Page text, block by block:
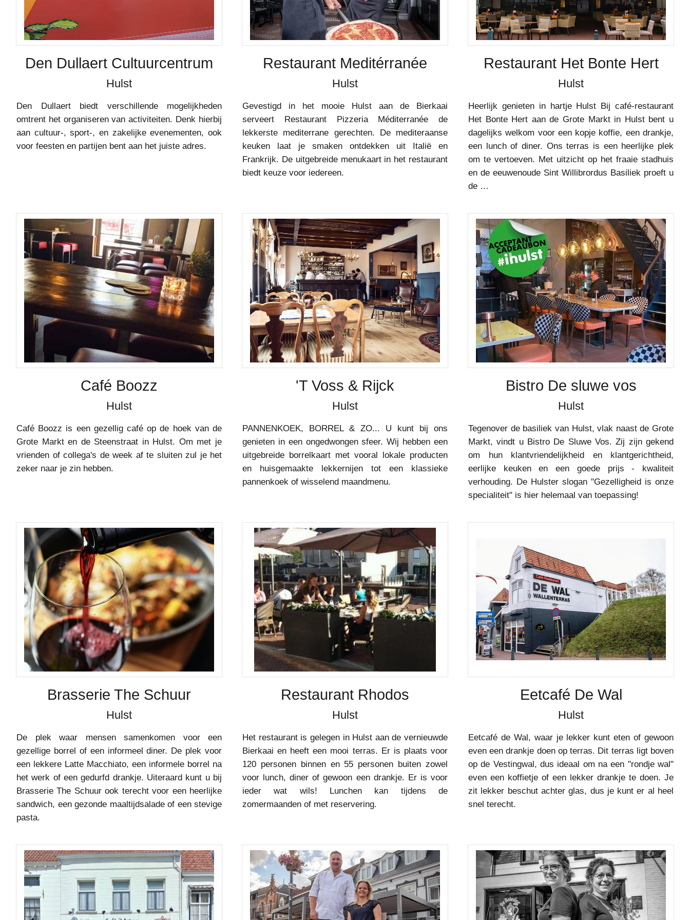
Den Dullaert Cultuurcentrum
Hulst
Den Dullaert biedt verschillende mogelijkheden
omtrent het organiseren van activiteiten. Denk hierbij
aan cultuur-, sport-, en zakelijke evenementen, ook
voor feesten en partijen bent aan het juiste adres.
Restaurant Meditérranée
Hulst
Gevestigd in het mooie Hulst aan de Bierkaai
serveert Restaurant Pizzeria Méditerranée de
lekkerste mediterrane gerechten. De mediteraanse
keuken laat je smaken ontdekken uit Italië en
Frankrijk. De uitgebreide menukaart in het restaurant
biedt keuze voor iedereen.
Restaurant Het Bonte Hert
Hulst
Heerlijk genieten in hartje Hulst Bij café-restaurant
Het Bonte Hert aan de Grote Markt in Hulst bent u
dagelijks welkom voor een kopje koffie, een drankje,
een lunch of diner. Ons terras is een heerlijke plek
om te vertoeven. Met uitzicht op het fraaie stadhuis
en de eeuwenoude Sint Willibrordus Basiliek proeft u
de …
Café Boozz
Hulst
Café Boozz is een gezellig café op de hoek van de
Grote Markt en de Steenstraat in Hulst. Om met je
vrienden of collega's de week af te sluiten zul je het
zeker naar je zin hebben.
'T Voss & Rijck
Hulst
PANNENKOEK, BORREL & ZO... U kunt bij ons
genieten in een ongedwongen sfeer. Wij hebben een
uitgebreide borrelkaart met vooral lokale producten
en huisgemaakte lekkernijen tot een klassieke
pannenkoek of wisselend maandmenu.
Bistro De sluwe vos
Hulst
Tegenover de basiliek van Hulst, vlak naast de Grote
Markt, vindt u Bistro De Sluwe Vos. Zij zijn gekend
om hun klantvriendelijkheid en klantgerichtheid,
eerlijke keuken en een goede prijs - kwaliteit
verhouding. De Hulster slogan "Gezelligheid is onze
specialiteit" is hier helemaal van toepassing!
Brasserie The Schuur
Hulst
De plek waar mensen samenkomen voor een
gezellige borrel of een informeel diner. De plek voor
een lekkere Latte Macchiato, een informele borrel na
het werk of een gedurfd drankje. Uiteraard kunt u bij
Brasserie The Schuur ook terecht voor een heerlijke
sandwich, een gezonde maaltijdsalade of een stevige
pasta.
Restaurant Rhodos
Hulst
Het restaurant is gelegen in Hulst aan de vernieuwde
Bierkaai en heeft een mooi terras. Er is plaats voor
120 personen binnen en 55 personen buiten zowel
voor lunch, diner of gewoon een drankje. Er is voor
ieder wat wils! Lunchen kan tijdens de
zomermaanden of met reservering.
Eetcafé De Wal
Hulst
Eetcafé de Wal, waar je lekker kunt eten of gewoon
even een drankje doen op terras. Dit terras ligt boven
op de Vestingwal, dus ideaal om na een "rondje wal"
even een koffietje of een lekker drankje te doen. Je
zit lekker beschut achter glas, dus je kunt er al heel
snel terecht.